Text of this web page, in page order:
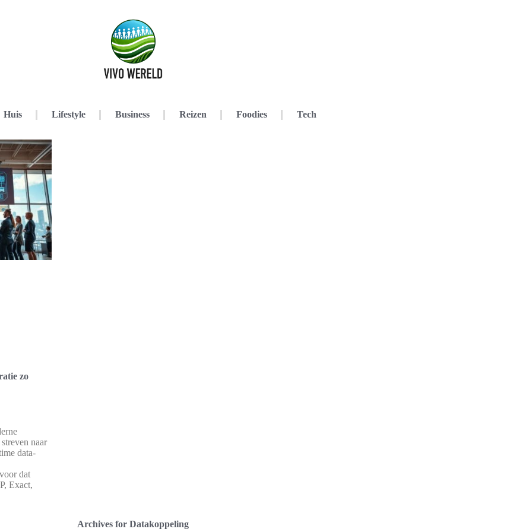
Huis Lifestyle Business Reizen Foodies Tech
zo
naar
data-
dat
Exact,
Archives for Datakoppeling